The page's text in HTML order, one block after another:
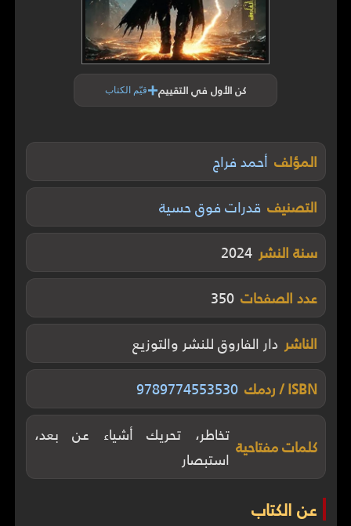
كن الأول في التقييم+قيّم الكتاب
المؤلف أحمد فراج
التصنيف قدرات فوق حسية
سنة النشر 2024
عدد الصفحات 350
الناشر دار الفاروق للنشر والتوزيع
ISBN / ردمك
9789774553530
كلمات مفتاحية تخاطر، تحريك أشياء عن بعد،
استبصار
عن الكتاب